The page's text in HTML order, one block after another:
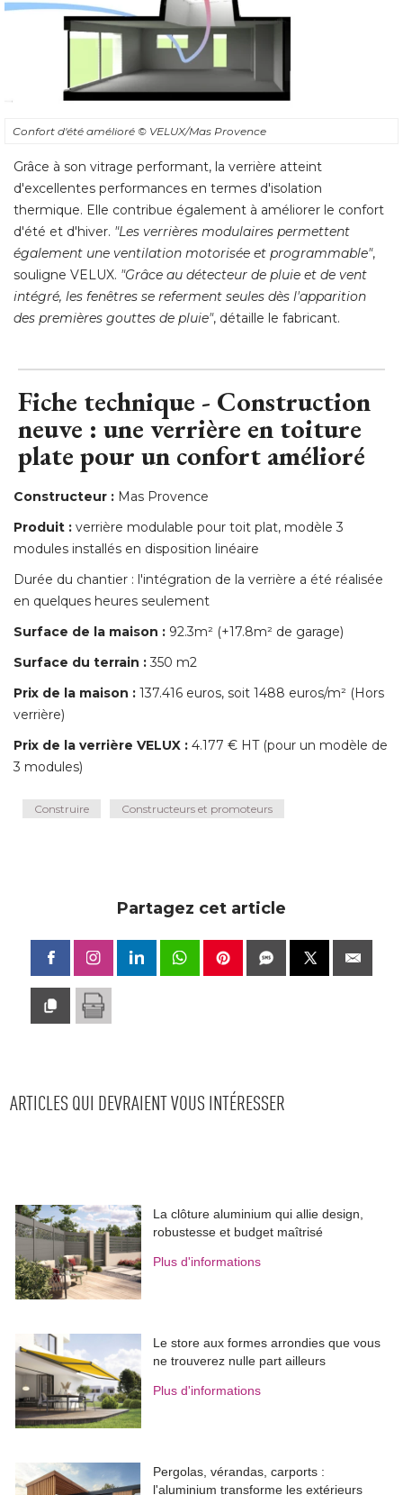
Confort d'été amélioré © VELUX/Mas Provence
Grâce à son vitrage performant, la verrière atteint
d'excellentes performances en termes d'isolation
thermique. Elle contribue également à améliorer le confort
d'été et d'hiver. "Les verrières modulaires permettent
également une ventilation motorisée et programmable",
souligne VELUX. "Grâce au détecteur de pluie et de vent
intégré, les fenêtres se referment seules dès l'apparition
des premières gouttes de pluie", détaille le fabricant.
Fiche technique - Construction
neuve : une verrière en toiture
plate pour un confort amélioré
Constructeur : Mas Provence
Produit : verrière modulable pour toit plat, modèle 3
modules installés en disposition linéaire
Durée du chantier : l'intégration de la verrière a été réalisée
en quelques heures seulement
Surface de la maison : 92.3m² (+17.8m² de garage)
Surface du terrain :350 m2
Prix de la maison : 137.416 euros, soit 1488 euros/m² (Hors
verrière)
Prix de la verrière VELUX : 4.177 € HT (pour un modèle de
3 modules)
Construire Constructeurs et promoteurs
Partagez cet article
ARTICLES QUI DEVRAIENT VOUS INTÉRESSER
La clôture aluminium qui allie design,
robustesse et budget maîtrisé
Plus d'informations
Le store aux formes arrondies que vous
ne trouverez nulle part ailleurs
Plus d'informations
Pergolas, vérandas, carports :
l'aluminium transforme les extérieurs